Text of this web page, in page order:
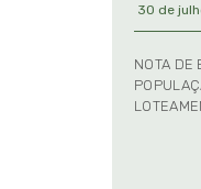
30 de
NOTA DE